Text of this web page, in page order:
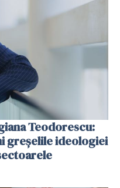
Teodorescu:
greșelile ideologiei